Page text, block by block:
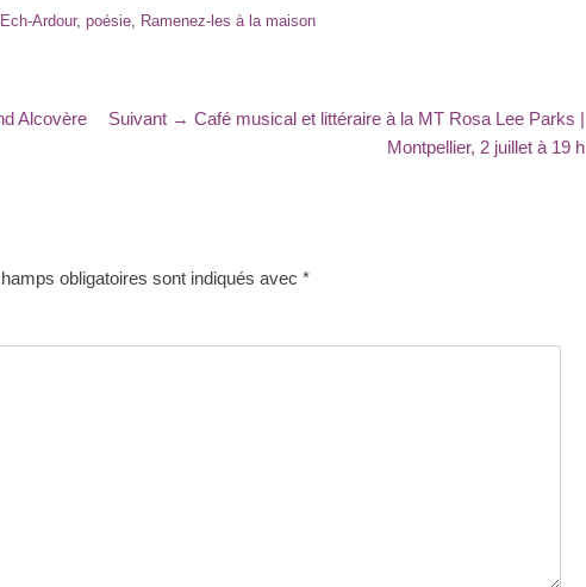
Ardour, poésie, Ramenez-les à la maison
Alcovère Suivant → Article
Café musical et littéraire à la MT Rosa Lee Parks |
Montpellier, 2 juillet à 19 h
obligatoires sont indiqués avec *